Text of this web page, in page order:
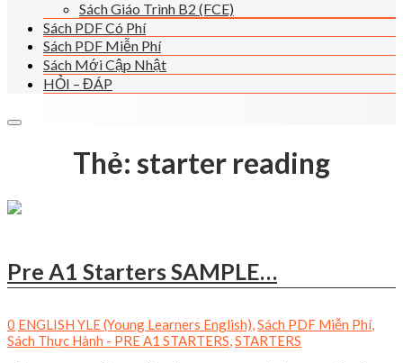
Sách Giáo Trình B2 (FCE)
Sách PDF Có Phí
Sách PDF Miễn Phí
Sách Mới Cập Nhật
HỎI – ĐÁP
Thẻ: starter reading
Pre A1 Starters SAMPLE…
0 ENGLISH YLE (Young Learners English),Sách PDF Miễn Phí,
Sách Thực Hành - PRE A1 STARTERS,STARTERS